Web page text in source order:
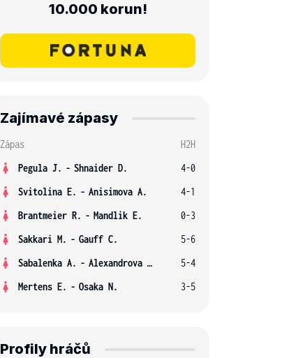
10.000 korun!
Zajímavé zápasy
Zápas
H2H
Pegula J. - Shnaider D.
4-0
Svitolina E. - Anisimova A.
4-1
Brantmeier R. - Mandlik E.
0-3
Sakkari M. - Gauff C.
5-6
Sabalenka A. - Alexandrova E.
5-4
Mertens E. - Osaka N. 3-5
Profily hráčů